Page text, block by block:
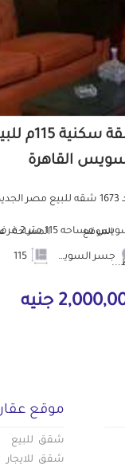
شقة
القاهرة
كود 1673 شقه للبيع مصر
الموقع
جسر السويس
المساحة
جنيه
موقع
شقق للبيع
شقق للايجار